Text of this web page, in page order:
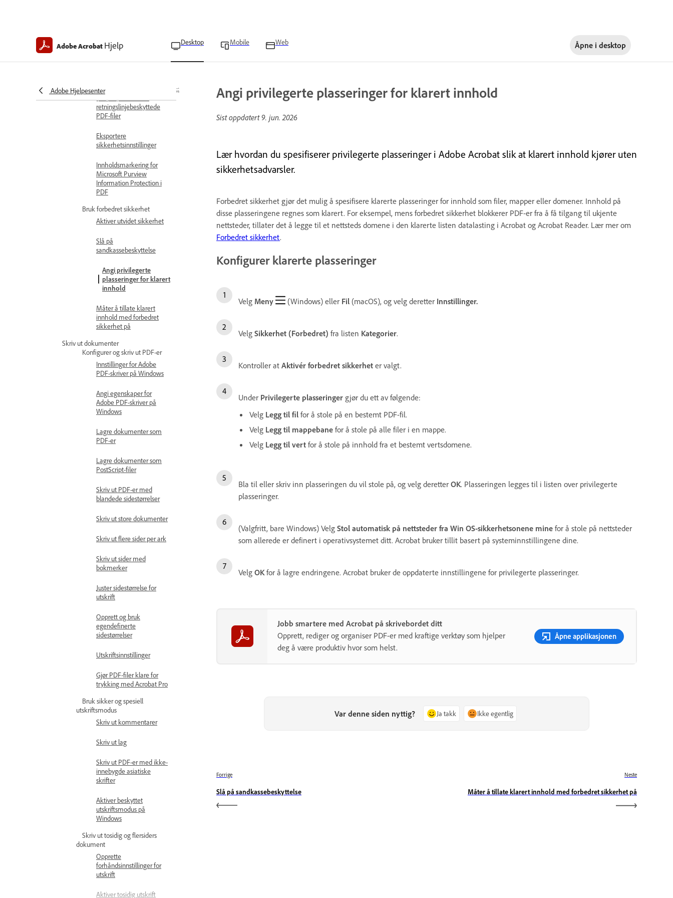
Adobe Acrobat Hjelp Desktop Mobile Web Åpne i desktop
Adobe Hjelpesenter
Kopier, rediger eller slett
&quot;trancreatedText&quot;:
retningslinjebeskyttede
PDF-filer
Eksportere
sikkerhetsinnstillinger
Innholdsmarkering for
Microsoft Purview
Information Protection i
PDF
Bruk forbedret sikkerhet
Aktiver utvidet sikkerhet
Slå på
sandkassebeskyttelse
Angi privilegerte
plasseringer for klarert
innhold
Måter å tillate klarert
innhold med forbedret
sikkerhet på
Skriv ut dokumenter
Konfigurer og skriv ut PDF-er
Innstillinger for Adobe
PDF-skriver på Windows
Angi egenskaper for
Adobe PDF-skriver på
Windows
Lagre dokumenter som
PDF-er
Lagre dokumenter som
PostScript-filer
Skriv ut PDF-er med
blandede sidestørrelser
Skriv ut store dokumenter
Skriv ut flere sider per ark
Skriv ut sider med
bokmerker
Juster sidestørrelse for
utskrift
Opprett og bruk
egendefinerte
sidestørrelser
Utskriftsinnstillinger
Gjør PDF-filer klare for
trykking med Acrobat Pro
Bruk sikker og spesiell
utskriftsmodus
Skriv ut kommentarer
Skriv ut lag
Skriv ut PDF-er med ikke-
innebygde asiatiske
skrifter
Aktiver beskyttet
utskriftsmodus på
Windows
Skriv ut tosidig og flersiders
dokument
Opprette
forhåndsinnstillinger for
utskrift
Aktiver tosidig utskrift
Angi privilegerte plasseringer for klarert innhold
Sist oppdatert9. jun. 2026
Lær hvordan du spesifiserer privilegerte plasseringer i Adobe Acrobat slik at klarert innhold kjører uten
sikkerhetsadvarsler.
Forbedret sikkerhet gjør det mulig å spesifisere klarerte plasseringer for innhold som filer, mapper eller domener. Innhold på
disse plasseringene regnes som klarert. For eksempel, mens forbedret sikkerhet blokkerer PDF-er fra å få tilgang til ukjente
nettsteder, tillater det å legge til et nettsteds domene i den klarerte listen datalasting i Acrobat og Acrobat Reader. Lær mer om
Forbedret sikkerhet.
Konfigurer klarerte plasseringer
Velg Meny (Windows) eller Fil (macOS), og velg deretter Innstillinger.
Velg Sikkerhet (Forbedret) fra listen Kategorier.
Kontroller at Aktivér forbedret sikkerhet er valgt.
Under Privilegerte plasseringer gjør du ett av følgende:
Velg Legg til fil for å stole på en bestemt PDF-fil.
Velg Legg til mappebane for å stole på alle filer i en mappe.
Velg Legg til vert for å stole på innhold fra et bestemt vertsdomene.
Bla til eller skriv inn plasseringen du vil stole på, og velg deretter OK. Plasseringen legges til i listen over privilegerte
plasseringer.
(Valgfritt, bare Windows) Velg Stol automatisk på nettsteder fra Win OS-sikkerhetsonene mine for å stole på nettsteder
som allerede er definert i operativsystemet ditt. Acrobat bruker tillit basert på systeminnstillingene dine.
Velg OK for å lagre endringene. Acrobat bruker de oppdaterte innstillingene for privilegerte plasseringer.
Jobb smartere med Acrobat på skrivebordet ditt
Opprett, rediger og organiser PDF-er med kraftige verktøy som hjelper
deg å være produktiv hvor som helst.
Åpne applikasjonen
Var denne siden nyttig? Ja takk Ikke egentlig
Forrige
Slå på sandkassebeskyttelse
Neste
Måter å tillate klarert innhold med forbedret sikkerhet på